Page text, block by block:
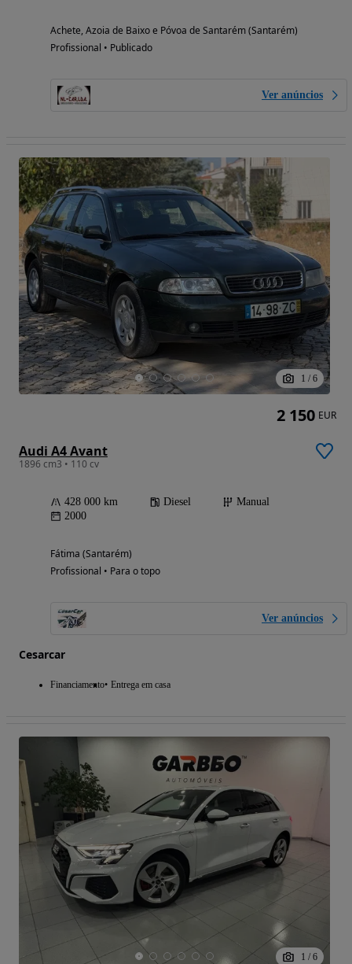
Achete, Azoia de Baixo e Póvoa de Santarém (Santarém)
Profissional • Publicado
Ver anúncios
1 / 6
Audi A4 Avant
1896 cm3 • 110 cv
428 000 km Diesel
Manual
2000
Fátima (Santarém)
Profissional • Para o topo
Ver anúncios
Cesarcar
Financiamento Entrega em casa
2 150 EUR
1 / 6